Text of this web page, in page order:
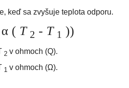
keď sa zvyšuje teplota odporu.
( T 2 - T 1 ))
2 v ohmoch (Q).
1 v ohmoch (Ω).